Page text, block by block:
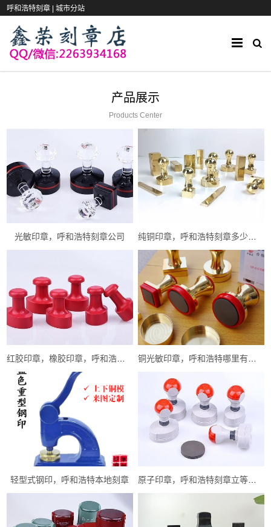
呼和浩特刻章 |城市分站
产品展示
Products Center
光敏印章，呼和浩特刻章公司 纯铜印章，呼和浩特刻章多少钱一枚
轻型式钢印，呼和浩特本地刻章